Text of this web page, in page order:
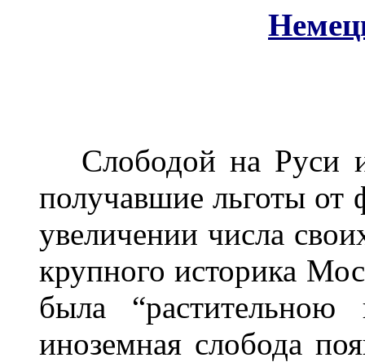
Слободой на Руси
получавшие льготы от
увеличении числа
крупного историка
была “растительною
иноземная слобода